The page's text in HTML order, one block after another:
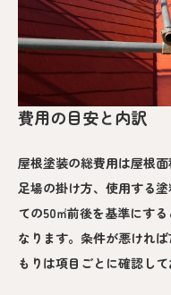
費用の目安と内訳
屋根塗装の総費用は屋根面
足場の掛け方、使用する
ての50㎡前後を基準にす
なります。条件が悪けれ
もりは項目ごとに確認して